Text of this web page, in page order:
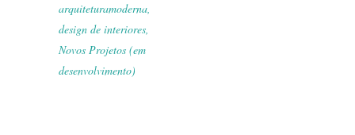
arquiteturamoderna,
design de interiores,
Novos Projetos (em
desenvolvimento)